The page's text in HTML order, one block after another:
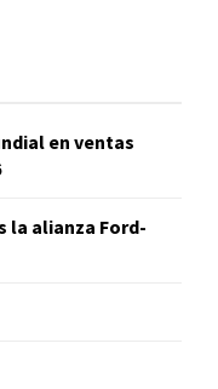
en ventas
la alianza Ford-